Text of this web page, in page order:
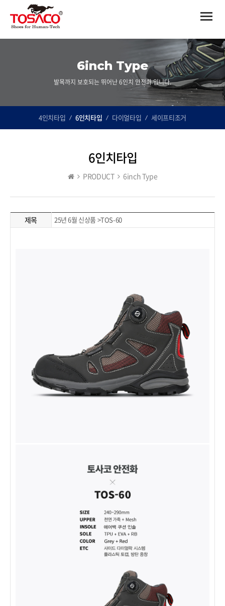
Toggle
6inch Type
발목까지 보호되는 뛰어난 6인치 안전화 입니다.
4인치타입 6인치타입 다이얼타입 세이프티조거
6인치타입
PRODUCT 6inch Type
제목 25년 6월 신상품 >TOS-60